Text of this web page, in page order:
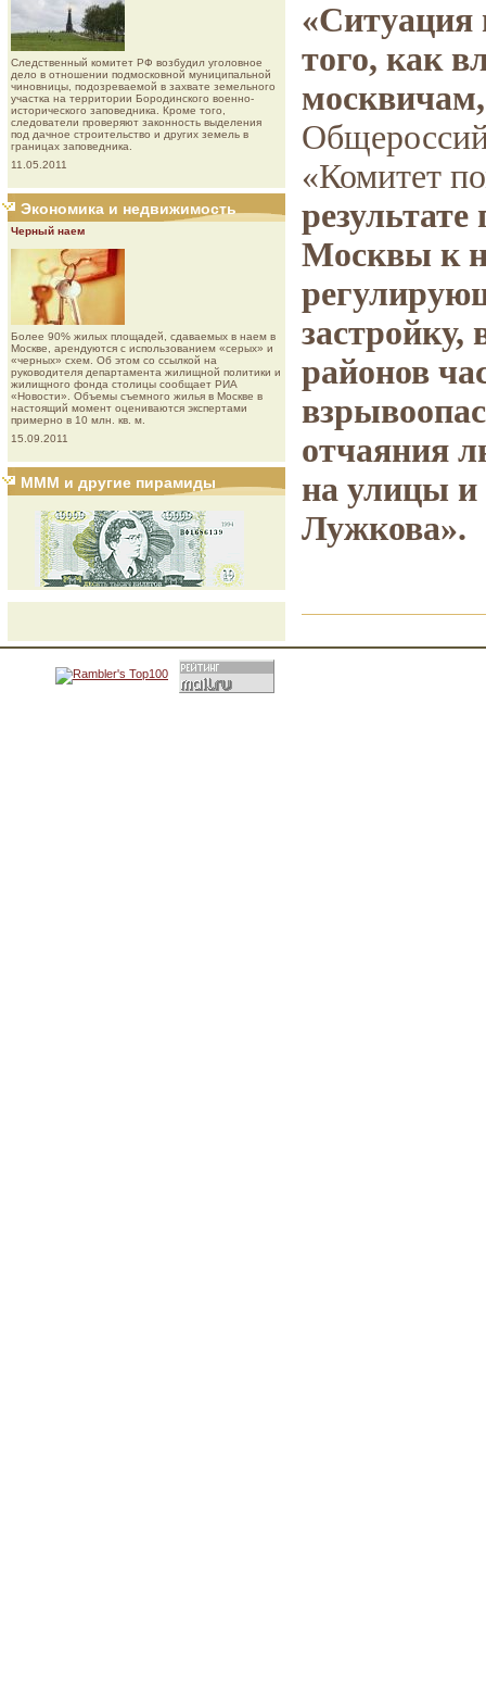
Следственный комитет РФ возбудил уголовное
дело в отношении подмосковной муниципальной
чиновницы, подозреваемой в захвате земельного
участка на территории Бородинского военно-
исторического заповедника. Кроме того,
следователи проверяют законность выделения
под дачное строительство и других земель в
границах заповедника.
11.05.2011
Экономика и недвижимость
Черный наем
Более 90% жилых площадей, сдаваемых в наем в
Москве, арендуются с использованием «серых» и
«черных» схем. Об этом со ссылкой на
руководителя департамента жилищной политики и
жилищного фонда столицы сообщает РИА
«Новости». Объемы съемного жилья в Москве в
настоящий момент оцениваются экспертами
примерно в 10 млн. кв. м.
15.09.2011
МММ и другие пирамиды
«Ситуация
того, как
москвичам,
«Комитет
Москвы к
районов
отчаяния
на улицы и
Лужкова».